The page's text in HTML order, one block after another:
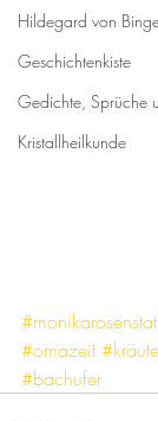
Hildegard von
Geschichtenkiste
Gedichte, Sprüche
Kristallheilkunde
#omazeit
#bachufer